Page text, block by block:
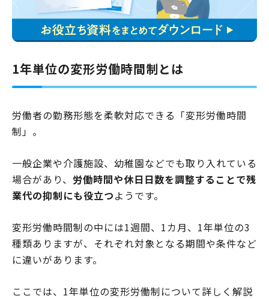
1年単位の変形労働時間制とは
労働者の勤務形態を柔軟対応できる「変形労働時間
制」。
一般企業や介護施設、幼稚園などでも取り入れている
場合があり、 労働時間や休日日数を調整することで残
業代の抑制にも役立つようです。
変形労働時間制の中には1週間、1カ月、1年単位の3
種類ありますが、それぞれ対象となる期間や条件など
に違いがあります。
ここでは、1年単位の変形労働制について詳しく解説